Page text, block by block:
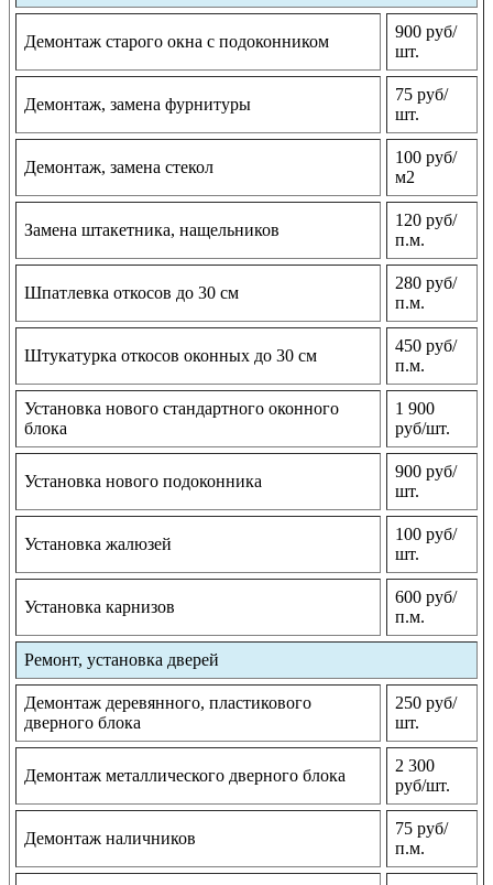
Демонтаж старого окна с подоконником
900 руб/
шт.
Демонтаж, замена фурнитуры
75 руб/
шт.
Демонтаж, замена стекол
100 руб/
м2
Замена штакетника, нащельников
120 руб/
п.м.
Шпатлевка откосов до 30 см
280 руб/
п.м.
Штукатурка откосов оконных до 30 см
450 руб/
п.м.
Установка нового стандартного оконного
блока
1 900
руб/шт.
Установка нового подоконника
900 руб/
шт.
Установка жалюзей
100 руб/
шт.
Установка карнизов
600 руб/
п.м.
Ремонт, установка дверей
Демонтаж деревянного, пластикового
дверного блока
250 руб/
шт.
Демонтаж металлического дверного блока
2 300
руб/шт.
Демонтаж наличников
75 руб/
п.м.